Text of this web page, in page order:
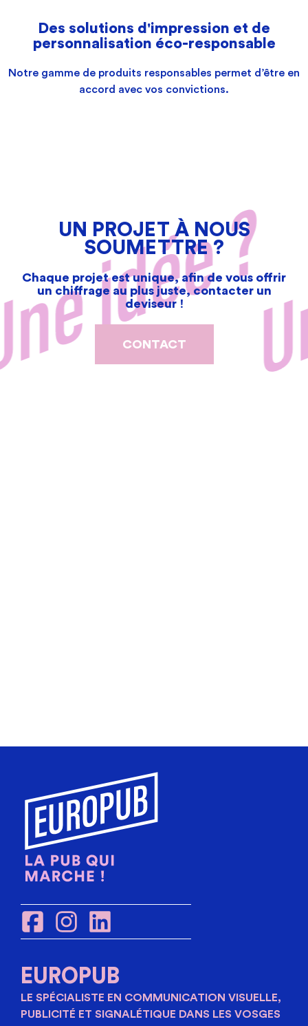
Des solutions d'impression et de
personnalisation éco-responsable
Notre gamme de produits responsables permet d’être en
accord avec vos convictions.
UN PROJET À NOUS
SOUMETTRE ?
Chaque projet est unique, afin de vous offrir
un chiffrage au plus juste, contacter un
deviseur !
CONTACT
EUROPUB
LE SPÉCIALISTE EN COMMUNICATION VISUELLE,
PUBLICITÉ ET SIGNALÉTIQUE DANS LES VOSGES